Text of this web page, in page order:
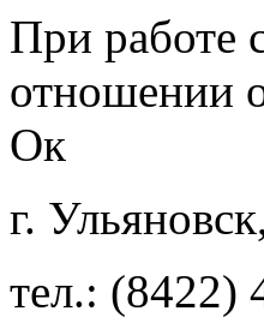
Перейти к основному
При работе
отношении
Ок
г.
тел.: (8422)